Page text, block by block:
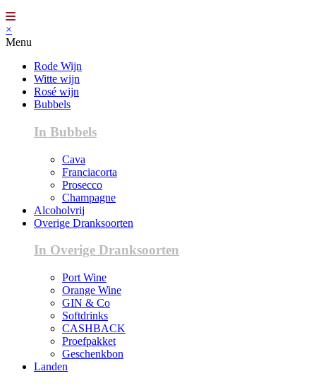
×
Menu
Rode Wijn
Witte wijn
Rosé wijn
Bubbels
In Bubbels
Cava
Franciacorta
Prosecco
Champagne
Alcoholvrij
Overige Dranksoorten
In Overige Dranksoorten
Port Wine
Orange Wine
GIN & Co
Softdrinks
CASHBACK
Proefpakket
Geschenkbon
Landen